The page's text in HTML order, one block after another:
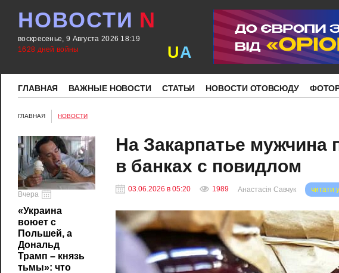
НОВОСТИ N
воскресенье, 9 Августа 2026 18:19
1628 дней войны
UA
ГЛАВНАЯ ВАЖНЫЕ НОВОСТИ СТАТЬИ НОВОСТИ ОТОВСЮДУ
ГЛАВНАЯ НОВОСТИ
Вчера
«Украина
воюет с
Польшей, а
Дональд
Трамп – князь
тьмы»: что
На Закарпатье мужчина
в банках с повидлом
03.06.2026 в 05:20 1989 читати
Анастасія Савчук